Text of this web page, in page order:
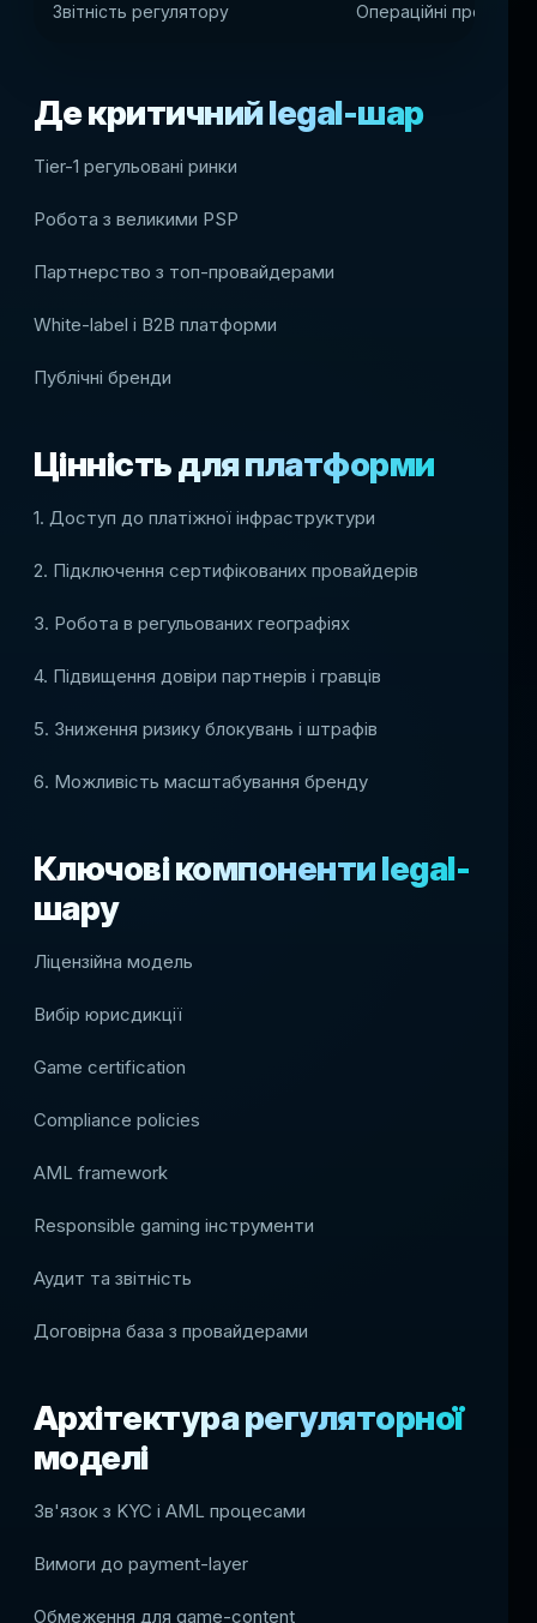
Звітність регулятору Операційні процеси
Де критичний legal-шар
Tier-1 регульовані ринки
Робота з великими PSP
Партнерство з топ-провайдерами
White-label і B2B платформи
Публічні бренди
Цінність для платформи
1. Доступ до платіжної інфраструктури
2. Підключення сертифікованих провайдерів
3. Робота в регульованих географіях
4. Підвищення довіри партнерів і гравців
5. Зниження ризику блокувань і штрафів
6. Можливість масштабування бренду
Ключові компоненти legal-
шару
Ліцензійна модель
Вибір юрисдикції
Game certification
Compliance policies
AML framework
Responsible gaming інструменти
Аудит та звітність
Договірна база з провайдерами
Архітектура регуляторної
моделі
Зв'язок з KYC і AML процесами
Вимоги до payment-layer
Обмеження для game-content